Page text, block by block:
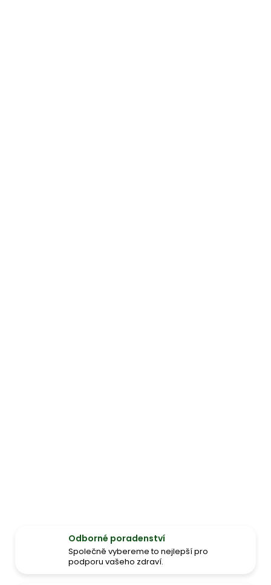
Odborné poradenství
Společně vybereme to nejlepší pro
podporu vašeho zdraví.